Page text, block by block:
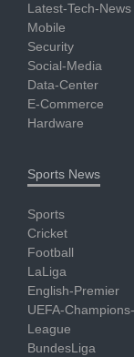
Latest-Tech-News
Mobile
Security
Social-Media
Data-Center
E-Commerce
Hardware
Sports News
Sports
Cricket
Football
LaLiga
English-Premier
UEFA-Champions-
League
BundesLiga